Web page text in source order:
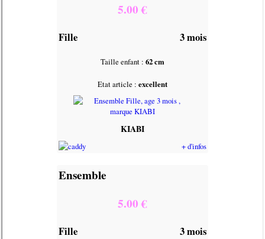
5.00 €
Fille 3 mois
Taille enfant : 62 cm
Etat article : excellent
KIABI
+ d'infos
Ensemble
5.00 €
Fille 3 mois